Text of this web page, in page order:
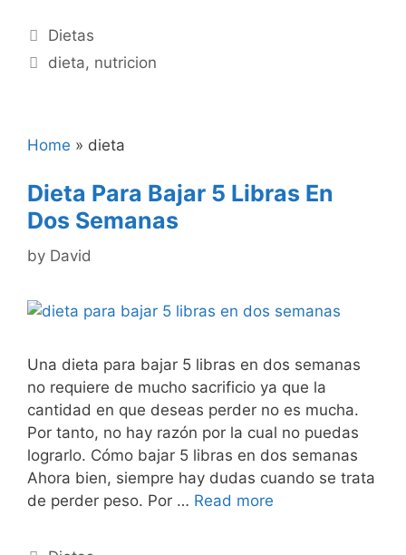
Categories
Dietas
Tags
dieta, nutricion
Home » dieta
Dieta Para Bajar 5 Libras En
Dos Semanas
by David
Una dieta para bajar 5 libras en dos semanas
no requiere de mucho sacrificio ya que la
cantidad en que deseas perder no es mucha.
Por tanto, no hay razón por la cual no puedas
lograrlo. Cómo bajar 5 libras en dos semanas
Ahora bien, siempre hay dudas cuando se trata
de perder peso. Por … Read more